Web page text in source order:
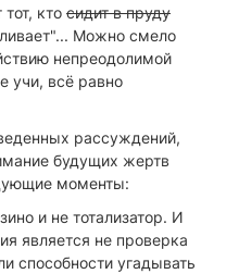
кто сидит в пруду
Можно смело
непреодолимой
учи, всё равно
рассуждений,
будущих жертв
моменты:
и не тотализатор. И
является не проверка
способности угадывать